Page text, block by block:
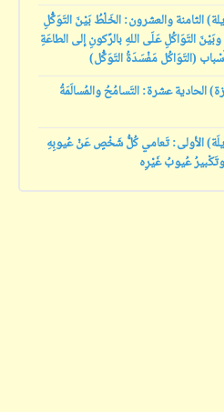
الثامنة والعشرون: الخَلْطُ بَيْنَ التَوَكُّلِ
التَوَاكُلِ عَلَى اللهِ بالرًكونِ إلى الطاعَةِ
(التَوَاكُل مَفْسَدَةُ التَوَكُّل)
الحادية عشرة: التَسامُحُ والمُسالَمَةُ
الأولى: تَعامي كُلُّ شَخْصٍ عَنْ عُيوبِهِ
وتَكْبيرُ عُيوبُ غَيْرِه